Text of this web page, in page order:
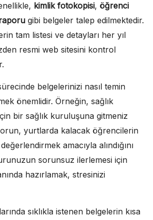
kimlik fotokopisi, öğrenci
gibi belgeler talep edilmektedir.
tam listesi ve detayları her yıl
resmi web sitesini kontrol
belgelerinizi nasıl temin
önemlidir. Örneğin, sağlık
bir sağlık kuruluşuna gitmeniz
yurtlarda kalacak öğrencilerin
amacıyla alındığını
sorunsuz ilerlemesi için
hazırlamak, stresinizi
sıklıkla istenen belgelerin kısa